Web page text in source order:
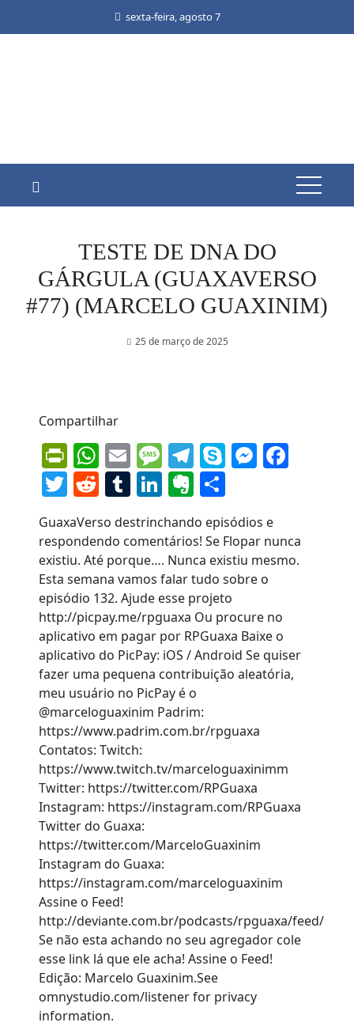
sexta-feira, agosto 7
TESTE DE DNA DO
GÁRGULA (GUAXAVERSO
#77) (MARCELO GUAXINIM)
25 de março de 2025
Compartilhar
PrintFriendly
WhatsApp
EmailMessage
Telegram
Skype
Twitter
Reddit
Tumblr
LinkedIn
Evernote
GuaxaVerso destrinchando episódios e
respondendo comentários! Se Flopar nunca
existiu. Até porque…. Nunca existiu mesmo.
Esta semana vamos falar tudo sobre o
episódio 132. Ajude esse projeto
http://picpay.me/rpguaxa Ou procure no
aplicativo em pagar por RPGuaxa Baixe o
aplicativo do PicPay: iOS / Android Se quiser
fazer uma pequena contribuição aleatória,
meu usuário no PicPay é o
@marceloguaxinim Padrim:
https://www.padrim.com.br/rpguaxa
Contatos: Twitch:
https://www.twitch.tv/marceloguaxinimm
Twitter: https://twitter.com/RPGuaxa
Instagram: https://instagram.com/RPGuaxa
Twitter do Guaxa:
https://twitter.com/MarceloGuaxinim
Instagram do Guaxa:
https://instagram.com/marceloguaxinim
Assine o Feed!
http://deviante.com.br/podcasts/rpguaxa/feed/
Se não esta achando no seu agregador cole
esse link lá que ele acha! Assine o Feed!
Edição: Marcelo Guaxinim.See
omnystudio.com/listener for privacy
information.